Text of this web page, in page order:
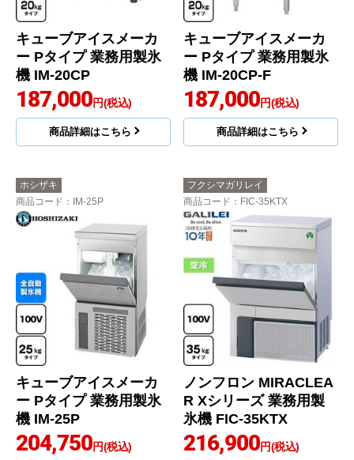
キューブアイスメーカ
ー Pタイプ 業務用製氷
機 IM-20CP
187,000円(税込)
商品詳細はこちら
キューブアイスメーカ
ー Pタイプ 業務用製氷
機 IM-20CP-F
187,000円(税込)
商品詳細はこちら
ホシザキ
商品コード ：IM-25P
キューブアイスメーカ
ー Pタイプ 業務用製氷
機 IM-25P
204,750円(税込)
フクシマガリレイ
商品コード ：FIC-35KTX
ノンフロン MIRACLEA
R Xシリーズ 業務用製
氷機 FIC-35KTX
216,900円(税込)